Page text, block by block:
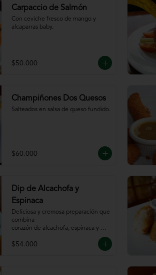
Carpaccio de Salmón
Con ceviche fresco de mango y
alcaparras baby.
$50.000
Champiñones Dos Quesos
Salteados en salsa de queso fundido.
$60.000
Dip de Alcachofa y
Espinaca
Deliciosa y cremosa preparación que
combina
corazón de alcachofa, espinaca y
con sour cream y pico de gallo,
$54.000